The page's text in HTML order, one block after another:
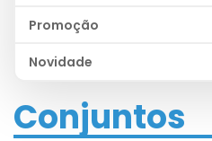
Promoção
Novidade
Conjuntos